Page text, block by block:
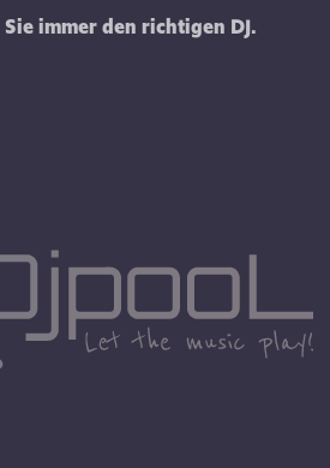
immer den richtigen DJ.